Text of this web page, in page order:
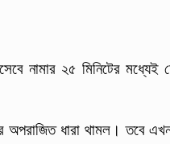
নামার ২৫ মিনিটের
ধারা থামল। তবে